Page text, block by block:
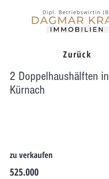
Zurück
2 Doppelhaushälften in
Kürnach
zu verkaufen
525.000